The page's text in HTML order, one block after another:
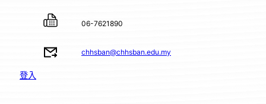
06-7621890
chhsban@chhsban.edu.my
登入